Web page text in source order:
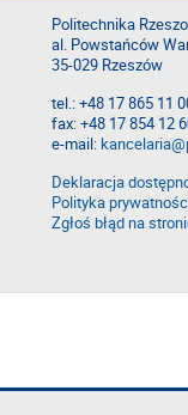
Politechnika
al. Powstańców
35-029 Rzeszów
tel.: +48 17 865 11
fax: +48 17 854 12
e-mail:
Deklaracja
Polityka
Zgłoś błąd na